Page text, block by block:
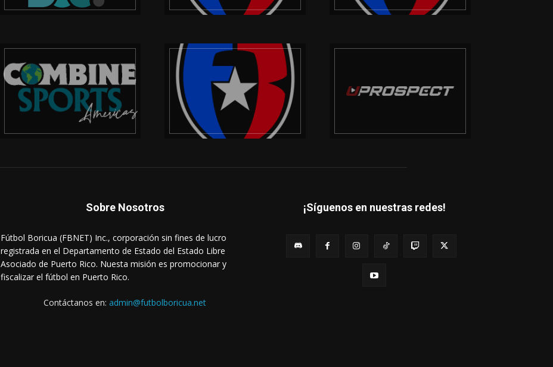
Sobre Nosotros
Fútbol Boricua (FBNET) Inc., corporación sin fines de lucro
registrada en el Departamento de Estado del Estado Libre
Asociado de Puerto Rico. Nuesta misión es promocionar y
fiscalizar el fútbol en Puerto Rico.
Contáctanos en: admin@futbolboricua.net
¡Síguenos en nuestras redes!